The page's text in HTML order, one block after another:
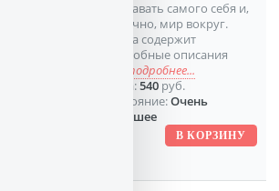
познавать самого себя и,
конечно, мир вокруг.
Книга содержит
подробные описания
подробнее...
Цена:540руб.
Состояние:Очень
хорошее